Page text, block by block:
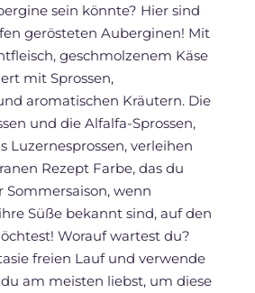
sein könnte? Hier sind
gerösteten Auberginen! Mit
geschmolzenem Käse
mit Sprossen,
aromatischen Kräutern. Die
und die Alfalfa-Sprossen,
Luzernesprossen, verleihen
Rezept Farbe, das du
Sommersaison, wenn
Süße bekannt sind, auf den
Worauf wartest du?
freien Lauf und verwende
am meisten liebst, um diese